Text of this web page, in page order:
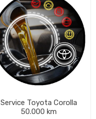
Service Toyota Corolla
50.000 km